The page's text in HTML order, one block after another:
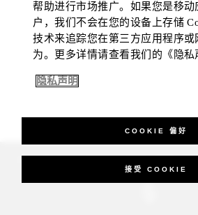
_Four Seasons Hotels Limited 1997-
帮助进行市场推广。如果您是移动
户，我们不会在您的设备上存储
技术来追踪您在第三方应用程序或
为。更多详情请查看我们的《隐私
隐私声明
COOKIE 偏好
接受 COOKIE